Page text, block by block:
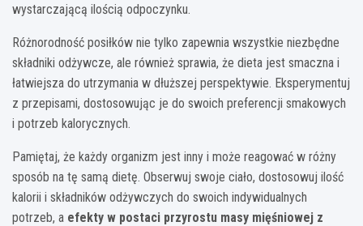
wystarczającą ilością odpoczynku.
Różnorodność posiłków nie tylko zapewnia wszystkie niezbędne
składniki odżywcze, ale również sprawia, że dieta jest smaczna i
łatwiejsza do utrzymania w dłuższej perspektywie. Eksperymentuj
z przepisami, dostosowując je do swoich preferencji smakowych
i potrzeb kalorycznych.
Pamiętaj, że każdy organizm jest inny i może reagować w różny
sposób na tę samą dietę. Obserwuj swoje ciało, dostosowuj ilość
kalorii i składników odżywczych do swoich indywidualnych
potrzeb, a efekty w postaci przyrostu masy mięśniowej z